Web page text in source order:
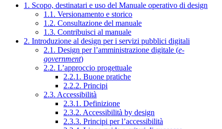
1. Scopo, destinatari e uso del Manuale operativo di design
1.1. Versionamento e storico
1.2. Consultazione del manuale
1.3. Contribuisci al manuale
2. Introduzione al design per i servizi pubblici digitali
2.1. Design per l’amministrazione digitale (e-
government)
2.2. L’approccio progettuale
2.2.1. Buone pratiche
2.2.2. Principi
2.3. Accessibilità
2.3.1. Definizione
2.3.2. Accessibilità by design
2.3.3. Principi per l’accessibilità